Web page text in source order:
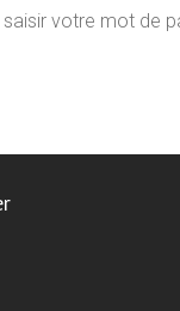
votre mot de